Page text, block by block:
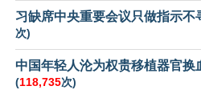
习缺席中央重要会议只做指示不
次)
中国年轻人沦为权贵移植器官换
(118,735次)